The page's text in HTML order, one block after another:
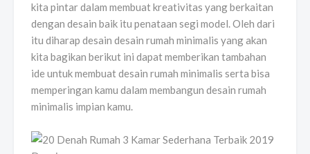
kita pintar dalam membuat kreativitas yang berkaitan
dengan desain baik itu penataan segi model. Oleh dari
itu diharap desain desain rumah minimalis yang akan
kita bagikan berikut ini dapat memberikan tambahan
ide untuk membuat desain rumah minimalis serta bisa
memperingan kamu dalam membangun desain rumah
minimalis impian kamu.